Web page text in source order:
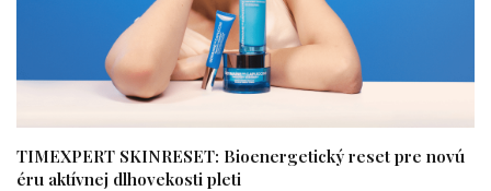
TIMEXPERT SKINRESET: Bioenergetický reset pre novú
éru aktívnej dlhovekosti pleti